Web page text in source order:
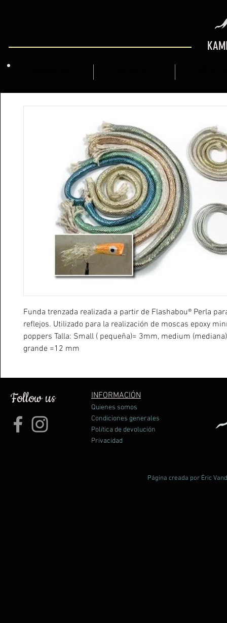
Funda trenzada realizada a partir de Flashabou® Perla
reflejos. Utilizado para la realización de moscas epoxy
poppers Talla: Small ( pequeña)= 3mm, medium
grande =12 mm
Follow us INFORMACIÓN
Quienes somos
Condiciones generales
Política de devolución
Privacidad
Página creada por Èric